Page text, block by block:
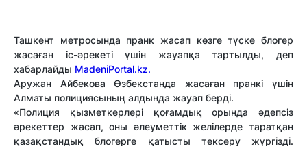
Ташкент метросында пранк жасап көзге түске блогер
жасаған іс-әрекеті үшін жауапқа тартылды, деп
хабарлайды MadeniPortal.kz.
Аружан Айбекова Өзбекстанда жасаған пранкі үшін
Алматы полициясының алдында жауап берді.
«Полиция қызметкерлері қоғамдық орында әдепсіз
әрекеттер жасап, оны әлеуметтік желілерде таратқан
қазақстандық блогерге қатысты тексеру жүргізді.